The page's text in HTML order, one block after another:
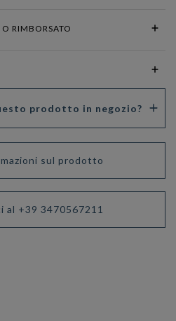
O RIMBORSATO
prodotto in negozio?
sul prodotto
al +39 3470567211